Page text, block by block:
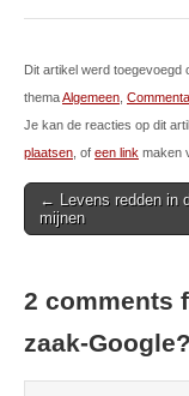
Dit artikel werd toegevoegd
themaAlgemeen
Je kan de reacties op dit
plaatsen , of een link maken
Post
navigation
← Levens redden in
mijnen
2 comments
zaak-Google?